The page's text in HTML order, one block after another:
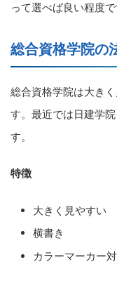
って選べば良い程度で
総合資格学院の
総合資格学院は大き
す。最近では日建学
す。
特徴
大きく見やすい
横書き
カラーマーカー